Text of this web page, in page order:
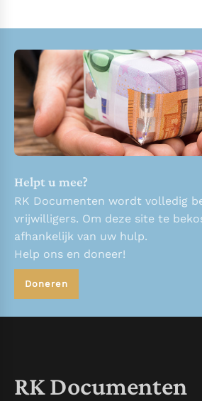
Helpt u mee?
RK Documenten wordt volledig
vrijwilligers. Om deze site te
afhankelijk van uw hulp.
Help ons en doneer!
Doneren
RK Documenten